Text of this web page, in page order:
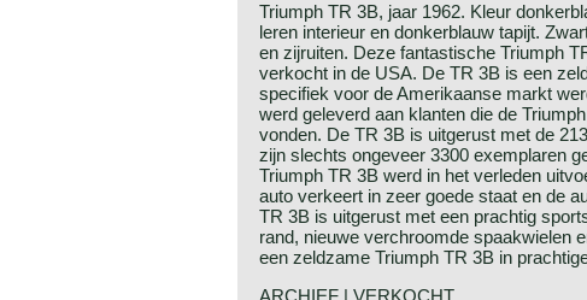
Triumph TR 3B, jaar 1962. Kleur
leren interieur en donkerblauw tapijt.
en zijruiten. Deze fantastische Triumph
verkocht in de USA. De TR 3B is een
specifiek voor de Amerikaanse markt
werd geleverd aan klanten die de
vonden. De TR 3B is uitgerust met de
zijn slechts ongeveer 3300 exemplaren
Triumph TR 3B werd in het verleden
auto verkeert in zeer goede staat en de
TR 3B is uitgerust met een prachtig
rand, nieuwe verchroomde spaakwielen
een zeldzame Triumph TR 3B in
ARCHIEF | VERKOCHT